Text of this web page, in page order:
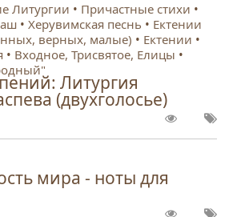
Литургии
Причастные стихи
Херувимская песнь
Ектении
верных, малые)
Ектении
Входное, Трисвятое, Елицы
Литургия
(двухголосье)
мира - ноты для